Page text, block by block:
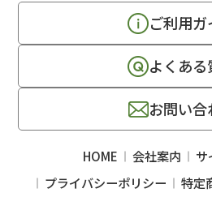
ご利用ガ
よくある
お問い合
HOME 会社案内
サ
プライバシーポリシー
特定